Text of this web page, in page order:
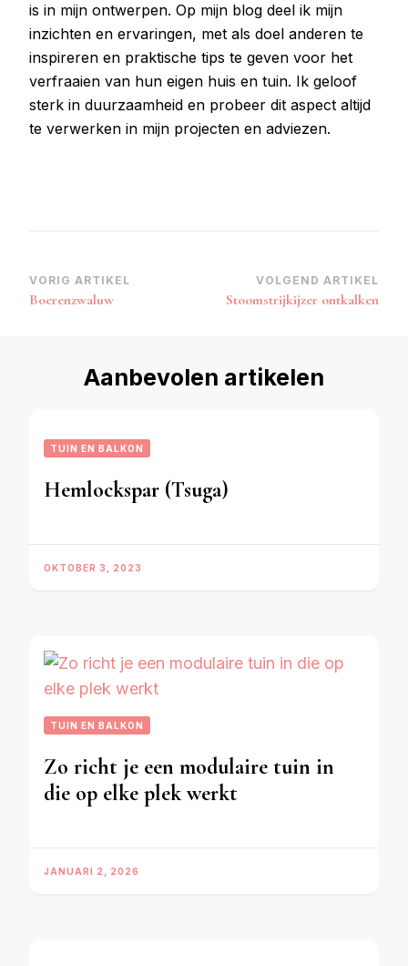
is in mijn ontwerpen. Op mijn blog deel ik mijn
inzichten en ervaringen, met als doel anderen te
inspireren en praktische tips te geven voor het
verfraaien van hun eigen huis en tuin. Ik geloof
sterk in duurzaamheid en probeer dit aspect altijd
te verwerken in mijn projecten en adviezen.
Bericht
navigatie
VORIG ARTIKEL
Boerenzwaluw
VOLGEND ARTIKEL
Stoomstrijkijzer ontkalken
Aanbevolen artikelen
TUIN EN BALKON
Hemlockspar (Tsuga)
OKTOBER 3, 2023
TUIN EN BALKON
Zo richt je een modulaire tuin in
die op elke plek werkt
JANUARI 2, 2026